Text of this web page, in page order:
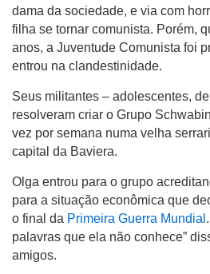
dama da sociedade, e via com
filha se tornar comunista. Porém,
anos, a Juventude Comunista foi
entrou na clandestinidade.
Seus militantes – adolescentes,
resolveram criar o Grupo
vez por semana numa velha
capital da Baviera.
Olga entrou para o grupo
para a situação econômica que
o final da Primeira Guerra Mundial
palavras que ela não conhece”
amigos.